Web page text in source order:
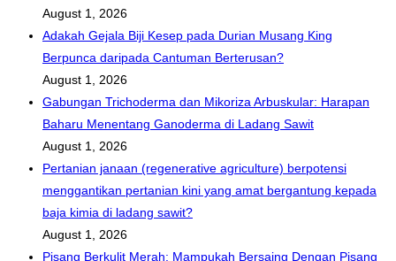
August 1, 2026
Adakah Gejala Biji Kesep pada Durian Musang King
Berpunca daripada Cantuman Berterusan?
August 1, 2026
Gabungan Trichoderma dan Mikoriza Arbuskular: Harapan
Baharu Menentang Ganoderma di Ladang Sawit
August 1, 2026
Pertanian janaan (regenerative agriculture) berpotensi
menggantikan pertanian kini yang amat bergantung kepada
baja kimia di ladang sawit?
August 1, 2026
Pisang Berkulit Merah: Mampukah Bersaing Dengan Pisang